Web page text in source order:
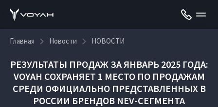
Главная Новости НОВОСТИ
РЕЗУЛЬТАТЫ ПРОДАЖ ЗА ЯНВАРЬ 2025 ГОДА:
VOYAH СОХРАНЯЕТ 1 МЕСТО ПО ПРОДАЖАМ
СРЕДИ ОФИЦИАЛЬНО ПРЕДСТАВЛЕННЫХ В
РОССИИ БРЕНДОВ NEV-СЕГМЕНТА